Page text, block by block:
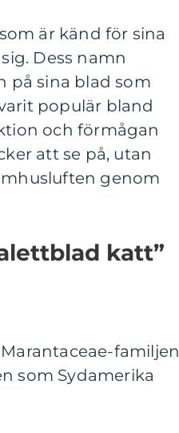
är känd för sina
Dess namn
på sina blad som
populär bland
och förmågan
att se på, utan
genom
katt”
familjen
som Sydamerika